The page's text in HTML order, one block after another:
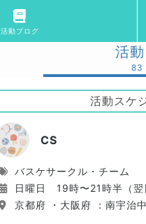
活動ブログ
活動
83
活動スケ
CS
バスケサークル・チーム
日曜日 19時〜21時半（翌
京都府 ・大阪府 ：南宇治